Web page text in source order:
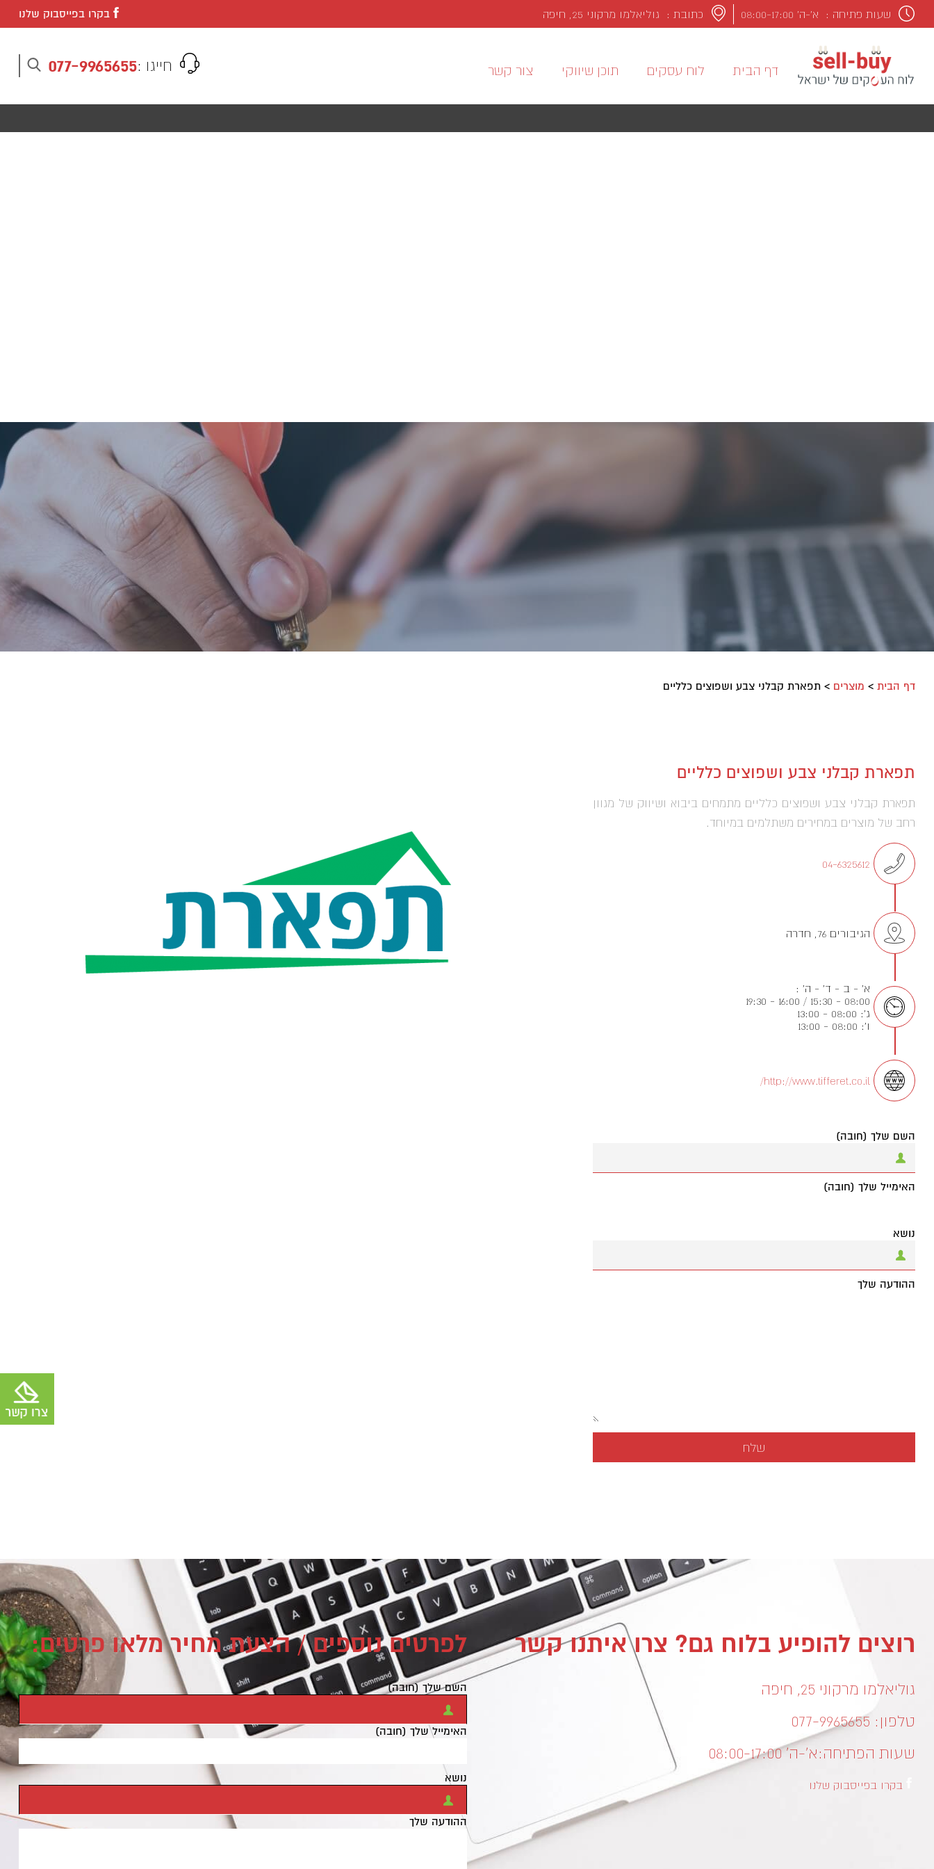
שעות פתיחה : א’-ה’ 08:00-17:00 כתובת : גוליאלמו מרקוני 25, חיפה בקרו בפייסבוק שלנו
דף הבית לוח עסקים תוכן שיווקי צור קשר חייגו :077-9965655
דף הבית> מוצרים > תפארת קבלני צבע ושפוצים כלליים
תפארת קבלני צבע ושפוצים כלליים
תפארת קבלני צבע ושפוצים כלליים מתמחים ביבוא ושיווק של מגוון
רחב של מוצרים במחירים משתלמים במיוחד.
04-6325612
הגיבורים 76, חדרה
א' - ב - ד' - ה' :
08:00 - 15:30 / 16:00 - 19:30
ג': 08:00 - 13:00
ו': 08:00 - 13:00
http://www.tifferet.co.il/
השם שלך (חובה)
האימייל שלך (חובה)
נושא
ההודעה שלך
רוצים להופיע בלוח גם? צרו איתנו קשר
גוליאלמו מרקוני 25, חיפה
טלפון: 077-9965655
שעות הפתיחה:א’-ה’ 08:00-17:00
בקרו בפייסבוק שלנו
לפרטים נוספים / הצעת מחיר מלאו פרטים:
השם שלך (חובה)
האימייל שלך (חובה)
נושא
ההודעה שלך